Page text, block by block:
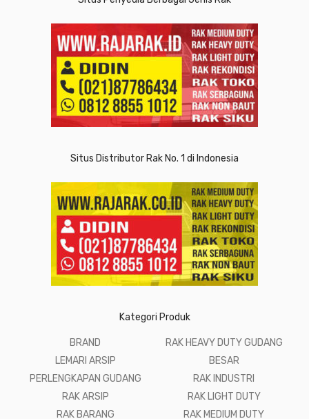
Situs Distributor Rak No. 1 di Indonesia
Kategori Produk
BRAND
LEMARI ARSIP
PERLENGKAPAN GUDANG
RAK ARSIP
RAK BARANG
RAK HEAVY DUTY GUDANG
BESAR
RAK INDUSTRI
RAK LIGHT DUTY
RAK MEDIUM DUTY